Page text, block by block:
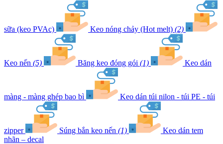
sữa (keo PVAc) Keo nóng chảy (Hot melt) (2)
Keo nến (5) Băng keo đóng gói (1) Keo dán
màng - màng ghép bao bì Keo dán túi nilon - túi PE - túi
zipper Súng bắn keo nến (1)
Keo dán tem
nhãn – decal